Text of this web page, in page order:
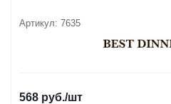
Артикул: 7635
568 руб./шт